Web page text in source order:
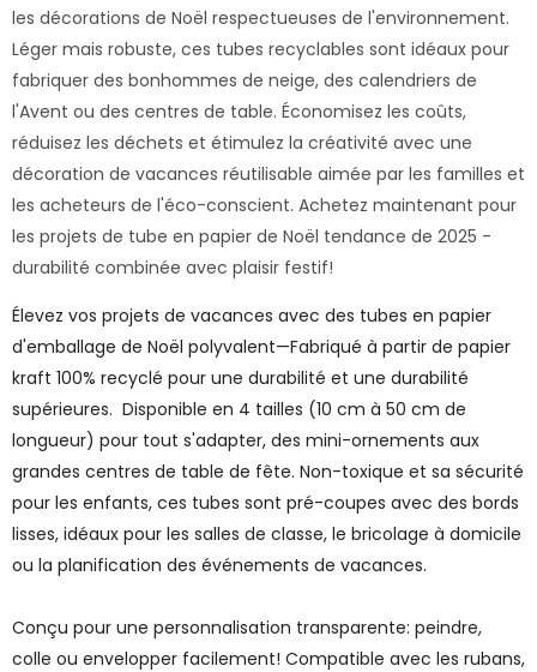
les décorations de Noël respectueuses de l'environnement.
Léger mais robuste, ces tubes recyclables sont idéaux pour
fabriquer des bonhommes de neige, des calendriers de
l'Avent ou des centres de table. Économisez les coûts,
réduisez les déchets et étimulez la créativité avec une
décoration de vacances réutilisable aimée par les familles et
les acheteurs de l'éco-conscient. Achetez maintenant pour
les projets de tube en papier de Noël tendance de 2025 -
durabilité combinée avec plaisir festif!
Élevez vos projets de vacances avec des tubes en papier
d'emballage de Noël polyvalent—Fabriqué à partir de papier
kraft 100% recyclé pour une durabilité et une durabilité
supérieures. Disponible en 4 tailles (10 cm à 50 cm de
longueur) pour tout s'adapter, des mini-ornements aux
grandes centres de table de fête. Non-toxique et sa sécurité
pour les enfants, ces tubes sont pré-coupes avec des bords
lisses, idéaux pour les salles de classe, le bricolage à domicile
ou la planification des événements de vacances.
Conçu pour une personnalisation transparente: peindre,
colle ou envelopper facilement! Compatible avec les rubans,